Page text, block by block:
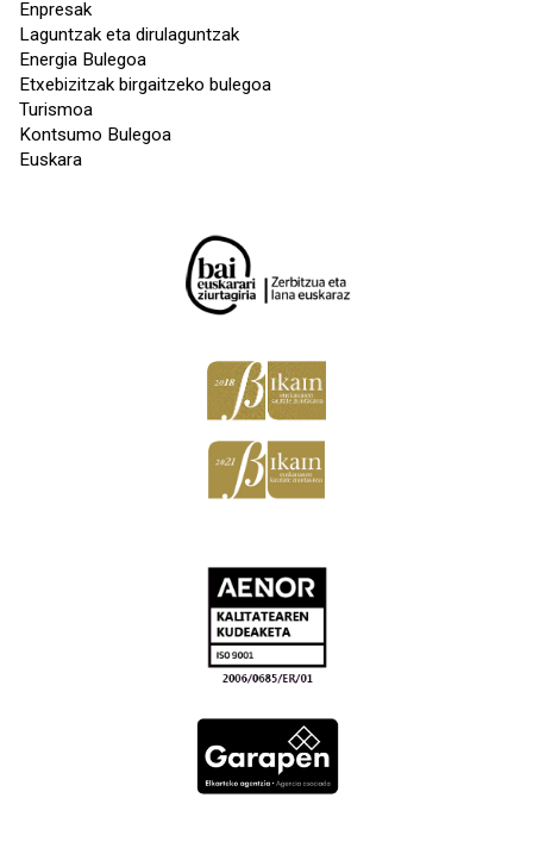
Enpresak
Laguntzak eta dirulaguntzak
Energia Bulegoa
Etxebizitzak birgaitzeko bulegoa
Turismoa
Kontsumo Bulegoa
Euskara